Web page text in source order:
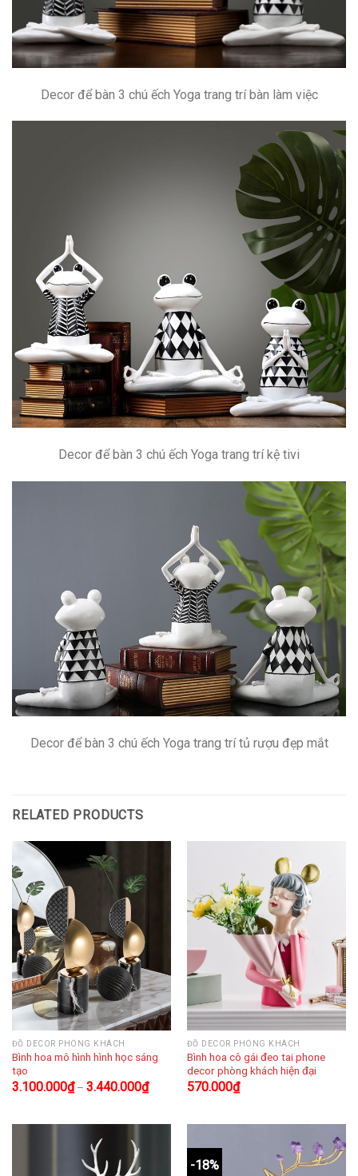
Decor để bàn 3 chú ếch Yoga trang trí bàn làm việc
Decor để bàn 3 chú ếch Yoga trang trí kệ tivi
Decor để bàn 3 chú ếch Yoga trang trí tủ rượu đẹp mắt
RELATED PRODUCTS
ĐỒ DECOR PHÒNG KHÁCH
Bình hoa mô hình hình học sáng
tạo
3.100.000₫– 3.440.000₫
ĐỒ DECOR PHÒNG KHÁCH
Bình hoa cô gái đeo tai phone
decor phòng khách hiện đại
570.000₫
-18%